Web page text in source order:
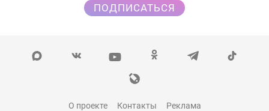
ПОДПИСАТЬСЯ
О проекте Контакты Реклама